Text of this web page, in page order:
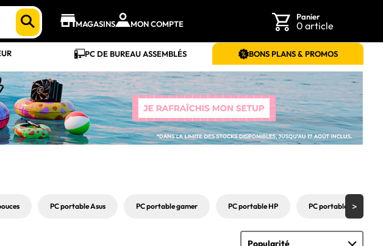
MAGASINS MON COMPTE
Panier
0 article
PC DE BUREAU ASSEMBLÉS BONS PLANS & PROMOS
PC portable Asus PC portable gamer PC portable HP PC portable MSI